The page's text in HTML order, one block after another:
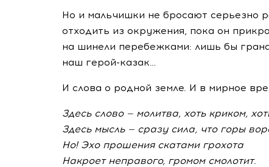
Но и мальчишки не бросают серьезно
отходить из окружения, пока он
на шинели перебежками: лишь бы
наш герой-казак…
И слова о родной земле. И в мирное
Здесь слово — молитва, хоть криком,
Здесь мысль — сразу сила, что горы
Но! Эхо прошения скатами грохота
Накроет неправого, громом смолотит.